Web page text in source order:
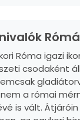
Róma igazi
csodaként
a római
is vált.